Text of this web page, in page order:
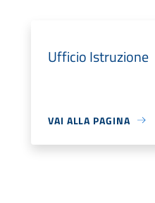
Ufficio Istruzione
VAI ALLA PAGINA